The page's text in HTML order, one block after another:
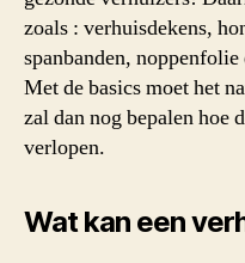
zoals : verhuisdekens,
spanbanden,
Met de basics moet het
zal dan nog bepalen hoe
verlopen.
Wat kan een